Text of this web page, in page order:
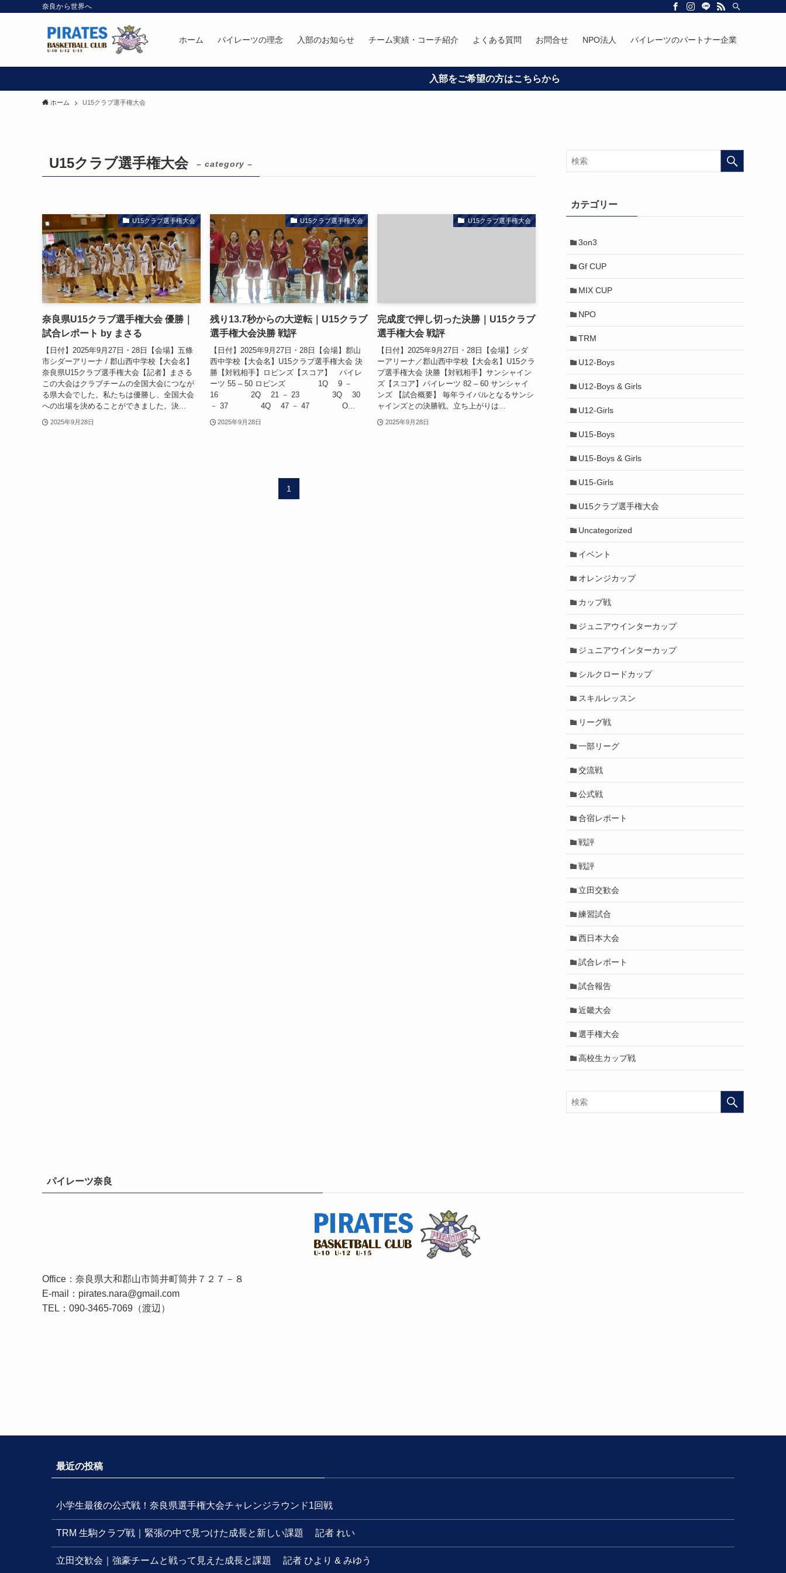
奈良から世界へ
ホーム パイレーツの理念 入部のお知らせ チーム実績・コーチ紹介 よくある質問 お問合せ NPO法人 パイレーツのパートナー企業
入部をご希望の方はこちらから
ホーム U15クラブ選手権大会
U15クラブ選手権大会 – category –
U15クラブ選手権大会
奈良県U15クラブ選手権大会 優勝｜
試合レポート by まさる
【日付】2025年9月27日・28日【会場】五條
市シダーアリーナ / 郡山西中学校【大会名】
奈良県U15クラブ選手権大会【記者】まさる
この大会はクラブチームの全国大会につなが
る県大会でした。私たちは優勝し、全国大会
への出場を決めることができました。決...
2025年9月28日
U15クラブ選手権大会
残り13.7秒からの大逆転｜U15クラブ
選手権大会決勝 戦評
【日付】2025年9月27日・28日【会場】郡山
西中学校【大会名】U15クラブ選手権大会 決
勝【対戦相手】ロビンズ【スコア】 パイレ
ーツ 55 – 50 ロビンズ 1Q 9 －
16 2Q 21 － 23 3Q 30
－ 37 4Q 47 － 47 O...
2025年9月28日
U15クラブ選手権大会
完成度で押し切った決勝｜U15クラブ
選手権大会 戦評
【日付】2025年9月27日・28日【会場】シダ
ーアリーナ／郡山西中学校【大会名】U15クラ
ブ選手権大会 決勝【対戦相手】サンシャイン
ズ【スコア】パイレーツ 82 – 60 サンシャイ
ンズ 【試合概要】 毎年ライバルとなるサンシ
ャインズとの決勝戦。立ち上がりは...
2025年9月28日
1
カテゴリー
3on3
Gf CUP
MIX CUP
NPO
TRM
U12-Boys
U12-Boys & Girls
U12-Girls
U15-Boys
U15-Boys & Girls
U15-Girls
U15クラブ選手権大会
Uncategorized
イベント
オレンジカップ
カップ戦
ジュニアウインターカップ
ジュニアウインターカップ
シルクロードカップ
スキルレッスン
リーグ戦
一部リーグ
交流戦
公式戦
合宿レポート
戦評
戦評
立田交歓会
練習試合
西日本大会
試合レポート
試合報告
近畿大会
選手権大会
高校生カップ戦
パイレーツ奈良
Office：奈良県大和郡山市筒井町筒井７２７－８
E-mail：pirates.nara@gmail.com
TEL：090-3465-7069（渡辺）
最近の投稿
小学生最後の公式戦！奈良県選手権大会チャレンジラウンド1回戦
TRM 生駒クラブ戦｜緊張の中で見つけた成長と新しい課題 記者 れい
立田交歓会｜強豪チームと戦って見えた成長と課題 記者 ひより & みゆう